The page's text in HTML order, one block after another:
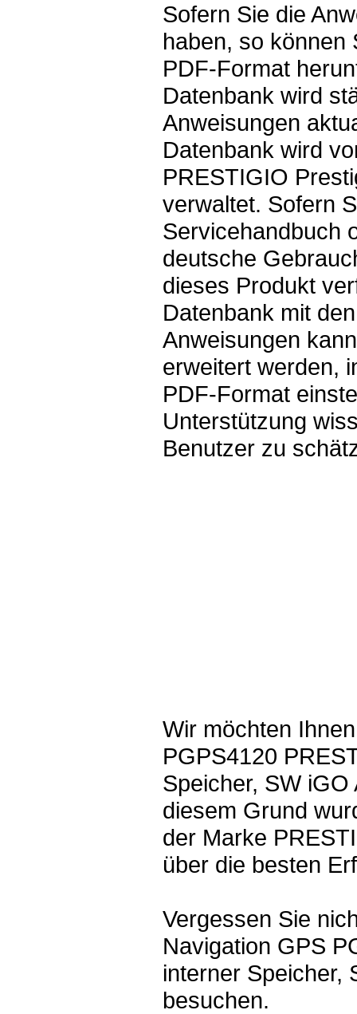
Sofern Sie die
haben, so können
PDF-Format
Datenbank wird
Anweisungen
Datenbank wird
PRESTIGIO
verwaltet. Sofern
Servicehandbuch
deutsche
dieses Produkt
Datenbank mit
Anweisungen
erweitert werden,
PDF-Format
Unterstützung
Benutzer zu
Wir möchten
PGPS4120
Speicher, SW
diesem Grund
der Marke
über die besten
Vergessen Sie
Navigation GPS
interner Speicher,
besuchen.